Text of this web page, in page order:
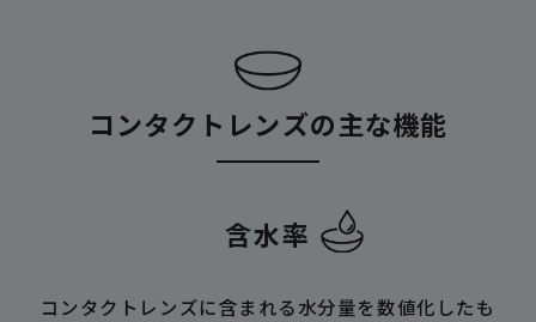
コンタクトレンズの主な機能
含水率
コンタクトレンズに含まれる水分量を数値化したも